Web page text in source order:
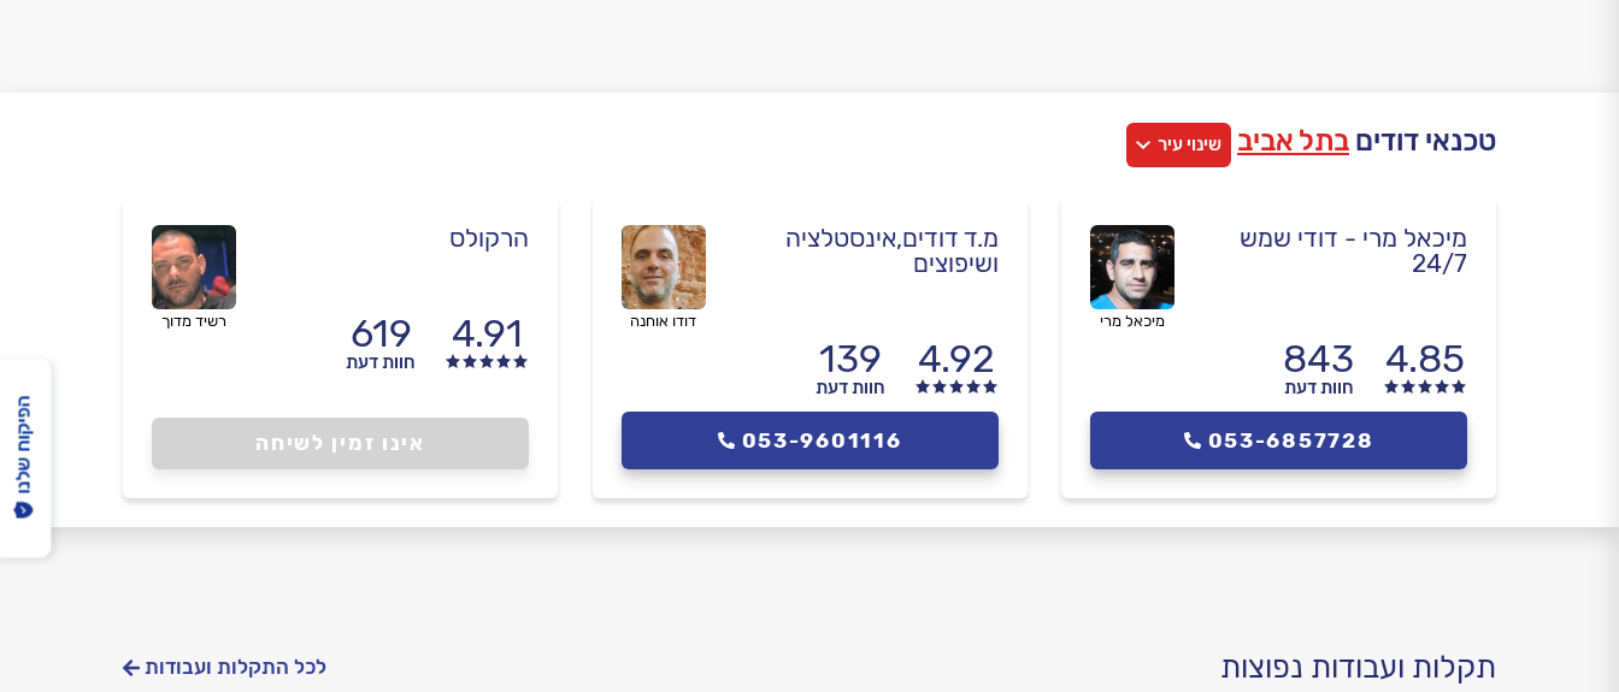
טכנאי דודים בתל אביב שינוי עיר
מיכאל מרי - דודי שמש
24/7
4.85
843
חוות דעת
מיכאל מרי
053-6857728
מ.ד דודים,אינסטלציה
ושיפוצים
4.92
139
חוות דעת
דודו אוחנה
053-9601116
הרקולס
4.91
619
חוות דעת
רשיד מדוך
אינו זמין לשיחה
תקלות ועבודות נפוצות לכל התקלות ועבודות
הפיקוח שלנו